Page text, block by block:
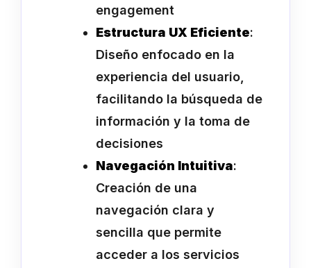
engagement
Estructura UX Eficiente:
Diseño enfocado en la
experiencia del usuario,
facilitando la búsqueda de
información y la toma de
decisiones
Navegación Intuitiva:
Creación de una
navegación clara y
sencilla que permite
acceder a los servicios